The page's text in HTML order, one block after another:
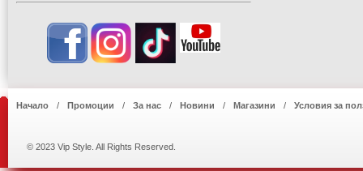
Начало Промоции За нас Новини Магазини Условия за
© 2023 Vip Style. All Rights Reserved.